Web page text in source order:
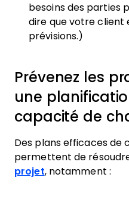
besoins des parties
dire que votre client
prévisions.)
Prévenez les
une
capacité de
Des plans efficaces de
permettent de
projet, notamment :